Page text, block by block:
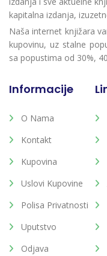
kapitalna izdanja,
Naša internet knjižara
kupovinu, uz stalne
sa popustima od 30%,
Informacije
O Nama
Kontakt
Kupovina
Uslovi Kupovine
Polisa Privatnosti
Uputstvo
Odjava